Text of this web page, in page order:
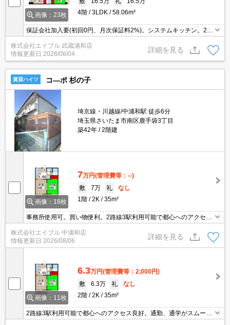
画像：23枚
4階
3LDK 58.06m²
保証会社加入要(初回0円、月次保証料2%)。システムキッチン。202
6年4月キッチン・浴室リフォーム済。エレベーター2基付き。温水
洗浄便座付き。クローゼット付。住環境、あなたの目でお確かめく
ださい。
株式会社エイブル 武蔵浦和店
情報更新日 2026/08/04
詳細を見る
賃貸ハイツ コ―ポ 杉の子
埼京線・川越線/中浦和駅 徒歩6分
埼玉県さいたま市南区鹿手袋3丁目
築42年
2階建
画像：18枚
7万円(管理費等：--)
敷
7万 礼
なし
1階
2K 35m²
事務所使用可。買い物便利。2路線3駅利用可能で都心へのアクセス
良好。追い焚き機能付きバス。温水洗浄便座付き。久しぶりに空き
ました。角部屋。バス・トイレ別。
株式会社エイブル 中浦和店
情報更新日 2026/08/06
詳細を見る
画像：11枚
6.3万円(管理費等：2,000円)
敷
6.3万 礼
なし
2階
2K 35m²
2路線3駅利用可能で都心へのアクセス良好。通勤、通学がスムー
ズ。買い物便利。周辺には充実の生活環境。最上階。角部屋。最新